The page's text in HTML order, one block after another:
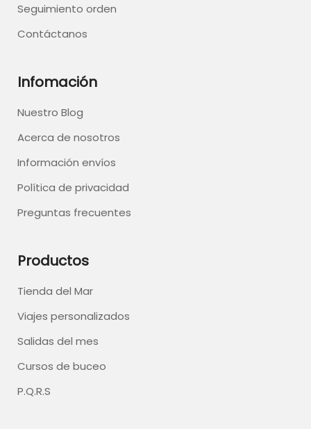
Seguimiento orden
Contáctanos
Infomación
Nuestro Blog
Acerca de nosotros
Información envíos
Política de privacidad
Preguntas frecuentes
Productos
Tienda del Mar
Viajes personalizados
Salidas del mes
Cursos de buceo
P.Q.R.S